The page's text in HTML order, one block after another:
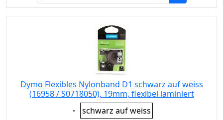
Dymo Flexibles Nylonband D1 schwarz auf weiss
(16958 / S0718050), 19mm, flexibel laminiert
Eigenschaft:
schwarz auf weiss